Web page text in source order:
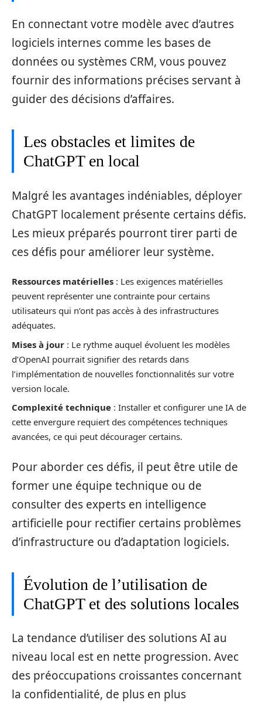
En connectant votre modèle avec d’autres
logiciels internes comme les bases de
données ou systèmes CRM, vous pouvez
fournir des informations précises servant à
guider des décisions d’affaires.
Les obstacles et limites de
ChatGPT en local
Malgré les avantages indéniables, déployer
ChatGPT localement présente certains défis.
Les mieux préparés pourront tirer parti de
ces défis pour améliorer leur système.
Ressources matérielles : Les exigences matérielles
peuvent représenter une contrainte pour certains
utilisateurs qui n’ont pas accès à des infrastructures
adéquates.
Mises à jour : Le rythme auquel évoluent les modèles
d’OpenAI pourrait signifier des retards dans
l’implémentation de nouvelles fonctionnalités sur votre
version locale.
Complexité technique : Installer et configurer une IA de
cette envergure requiert des compétences techniques
avancées, ce qui peut décourager certains.
Pour aborder ces défis, il peut être utile de
former une équipe technique ou de
consulter des experts en intelligence
artificielle pour rectifier certains problèmes
d’infrastructure ou d’adaptation logiciels.
Évolution de l’utilisation de
ChatGPT et des solutions locales
La tendance d’utiliser des solutions AI au
niveau local est en nette progression. Avec
des préoccupations croissantes concernant
la confidentialité, de plus en plus